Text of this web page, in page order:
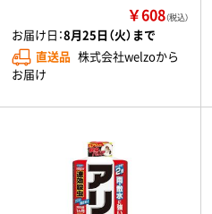
￥608（税込）
お届け日：8月25日（火）まで
直送品 株式会社welzoから
お届け